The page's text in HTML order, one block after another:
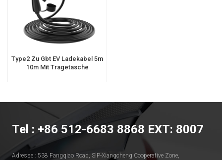
Type2 Zu Gbt EV Ladekabel 5m
10m Mit Tragetasche
Tel : +86 512-6683 8868 EXT: 8007
Adresse : 538 Fangqiao Road, SlP-Xiangcheng Cooperative Zone,